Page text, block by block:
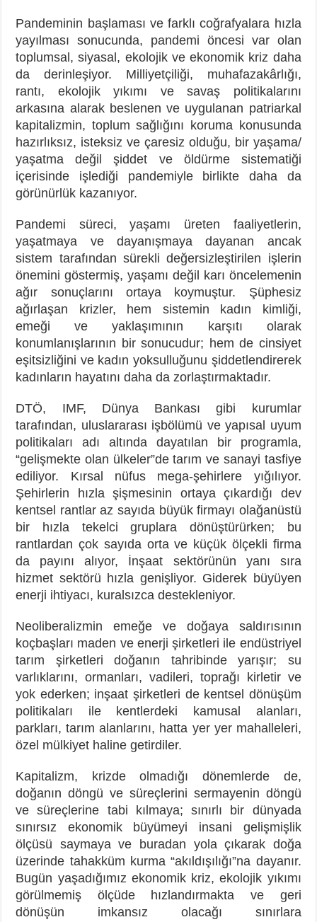
Pandeminin başlaması ve farklı coğrafyalara hızla
yayılması sonucunda, pandemi öncesi var olan
toplumsal, siyasal, ekolojik ve ekonomik kriz daha
da derinleşiyor. Milliyetçiliği, muhafazakârlığı,
rantı, ekolojik yıkımı ve savaş politikalarını
arkasına alarak beslenen ve uygulanan patriarkal
kapitalizmin, toplum sağlığını koruma konusunda
hazırlıksız, isteksiz ve çaresiz olduğu, bir yaşama/
yaşatma değil şiddet ve öldürme sistematiği
içerisinde işlediği pandemiyle birlikte daha da
görünürlük kazanıyor.
Pandemi süreci, yaşamı üreten faaliyetlerin,
yaşatmaya ve dayanışmaya dayanan ancak
sistem tarafından sürekli değersizleştirilen işlerin
önemini göstermiş, yaşamı değil karı öncelemenin
ağır sonuçlarını ortaya koymuştur. Şüphesiz
ağırlaşan krizler, hem sistemin kadın kimliği,
emeği ve yaklaşımının karşıtı olarak
konumlanışlarının bir sonucudur; hem de cinsiyet
eşitsizliğini ve kadın yoksulluğunu şiddetlendirerek
kadınların hayatını daha da zorlaştırmaktadır.
DTÖ, IMF, Dünya Bankası gibi kurumlar
tarafından, uluslararası işbölümü ve yapısal uyum
politikaları adı altında dayatılan bir programla,
“gelişmekte olan ülkeler”de tarım ve sanayi tasfiye
ediliyor. Kırsal nüfus mega-şehirlere yığılıyor.
Şehirlerin hızla şişmesinin ortaya çıkardığı dev
kentsel rantlar az sayıda büyük firmayı olağanüstü
bir hızla tekelci gruplara dönüştürürken; bu
rantlardan çok sayıda orta ve küçük ölçekli firma
da payını alıyor, İnşaat sektörünün yanı sıra
hizmet sektörü hızla genişliyor. Giderek büyüyen
enerji ihtiyacı, kuralsızca destekleniyor.
Neoliberalizmin emeğe ve doğaya saldırısının
koçbaşları maden ve enerji şirketleri ile endüstriyel
tarım şirketleri doğanın tahribinde yarışır; su
varlıklarını, ormanları, vadileri, toprağı kirletir ve
yok ederken; inşaat şirketleri de kentsel dönüşüm
politikaları ile kentlerdeki kamusal alanları,
parkları, tarım alanlarını, hatta yer yer mahalleleri,
özel mülkiyet haline getirdiler.
Kapitalizm, krizde olmadığı dönemlerde de,
doğanın döngü ve süreçlerini sermayenin döngü
ve süreçlerine tabi kılmaya; sınırlı bir dünyada
sınırsız ekonomik büyümeyi insani gelişmişlik
ölçüsü saymaya ve buradan yola çıkarak doğa
üzerinde tahakküm kurma “akıldışılığı”na dayanır.
Bugün yaşadığımız ekonomik kriz, ekolojik yıkımı
görülmemiş ölçüde hızlandırmakta ve geri
dönüşün imkansız olacağı sınırlara